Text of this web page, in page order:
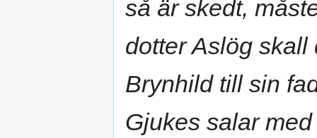
så är skedt,
dotter Aslög
Brynhild till sin
Gjukes salar